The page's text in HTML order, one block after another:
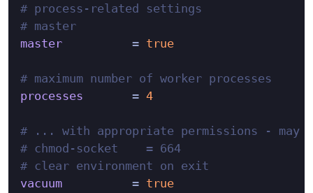
# process-related settings
# master
master
          =
true
# maximum number of worker processes
processes
       =
4
# ... with appropriate permissions - may
# chmod-socket    = 664
# clear environment on exit
vacuum
          =
true